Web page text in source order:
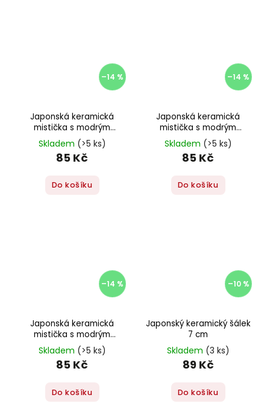
–14 %
Japonská keramická
mistička s modrým
květinovým vzorem
Skladem (>5 ks)
85 Kč
Do košíku
–14 %
Japonská keramická
mistička s modrým
vzorem
Skladem (>5 ks)
85 Kč
Do košíku
–14 %
Japonská keramická
mistička s modrým
vzorem
Skladem (>5 ks)
85 Kč
Do košíku
–10 %
Japonský keramický šálek
7 cm
Skladem (3 ks)
89 Kč
Do košíku